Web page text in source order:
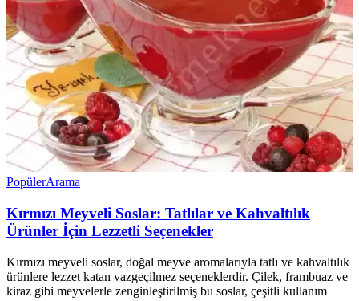
PopülerArama
Kırmızı Meyveli Soslar: Tatlılar ve Kahvaltılık
Ürünler İçin Lezzetli Seçenekler
Kırmızı meyveli soslar, doğal meyve aromalarıyla tatlı ve kahvaltılık
ürünlere lezzet katan vazgeçilmez seçeneklerdir. Çilek, frambuaz ve
kiraz gibi meyvelerle zenginleştirilmiş bu soslar, çeşitli kullanım